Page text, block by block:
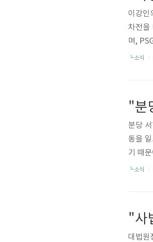
이강인
차전을
며,
이동
┗소식
분당
동을
기 때
다. 첫
┗소식
대법원